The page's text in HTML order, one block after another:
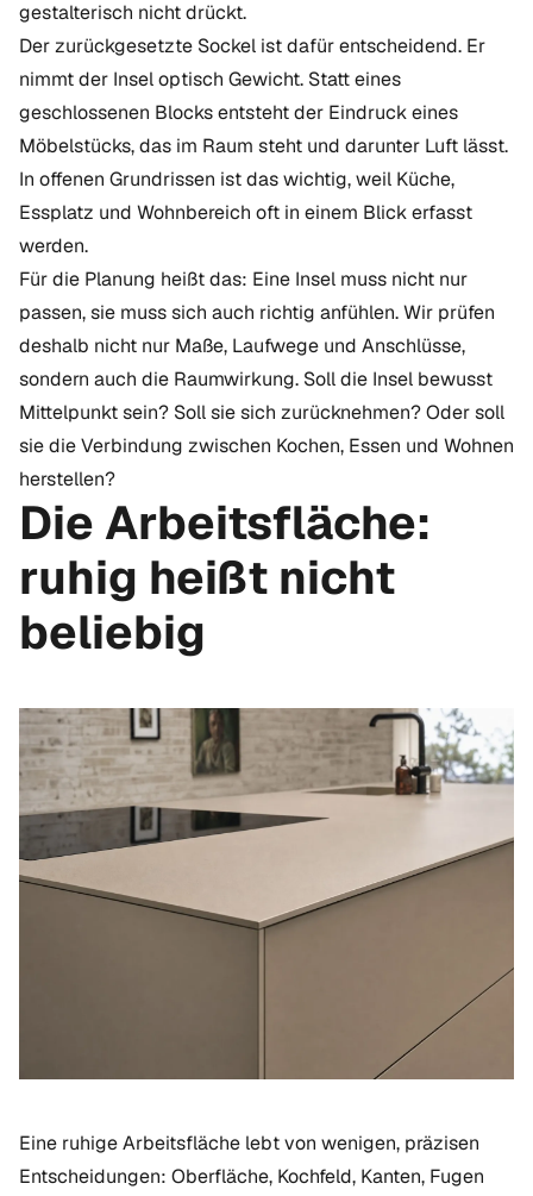
gestalterisch nicht drückt.
Der zurückgesetzte Sockel ist dafür entscheidend. Er
nimmt der Insel optisch Gewicht. Statt eines
geschlossenen Blocks entsteht der Eindruck eines
Möbelstücks, das im Raum steht und darunter Luft lässt.
In offenen Grundrissen ist das wichtig, weil Küche,
Essplatz und Wohnbereich oft in einem Blick erfasst
werden.
Für die Planung heißt das: Eine Insel muss nicht nur
passen, sie muss sich auch richtig anfühlen. Wir prüfen
deshalb nicht nur Maße, Laufwege und Anschlüsse,
sondern auch die Raumwirkung. Soll die Insel bewusst
Mittelpunkt sein? Soll sie sich zurücknehmen? Oder soll
sie die Verbindung zwischen Kochen, Essen und Wohnen
herstellen?
Die Arbeitsfläche:
ruhig heißt nicht
beliebig
Eine ruhige Arbeitsfläche lebt von wenigen, präzisen
Entscheidungen: Oberfläche, Kochfeld, Kanten, Fugen